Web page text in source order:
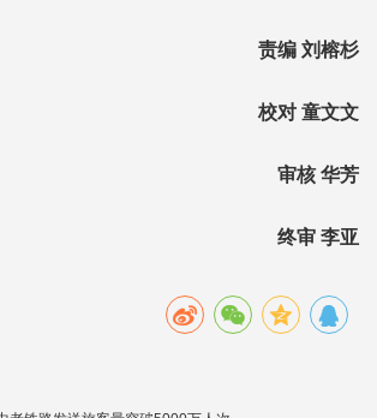
责编 刘榕杉
校对 童文文
审核 华芳
终审 李亚